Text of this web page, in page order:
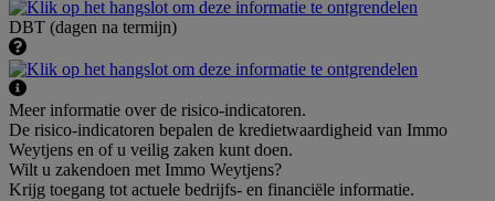
DBT (dagen na termijn)
Meer informatie over de risico-indicatoren.
De risico-indicatoren bepalen de kredietwaardigheid van Immo
Weytjens en of u veilig zaken kunt doen.
Wilt u zakendoen met Immo Weytjens?
Krijg toegang tot actuele bedrijfs- en financiële informatie.